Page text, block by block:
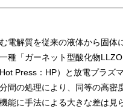
電解質を従来の液体から固
種「ガーネット型酸化物
Press：HP）と放電プラズ
間の処理により、同等の高密
能に手法による大きな差は見